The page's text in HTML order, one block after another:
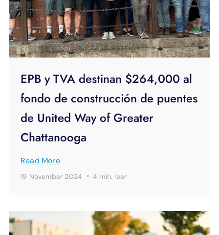
EPB y TVA destinan $264,000 al
fondo de construcción de puentes
de United Way of Greater
Chattanooga
Read More
19 November 2024 · 4 min. leer